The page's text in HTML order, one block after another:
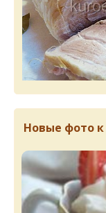
Новые фото